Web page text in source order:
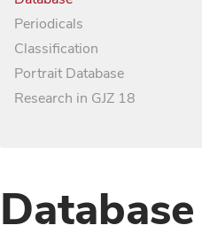
Periodicals
Classification
Portrait Database
Research in GJZ 18
Database